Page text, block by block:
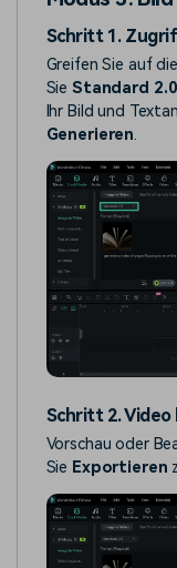
Schritt 1.
Greifen Sie auf
SieStandard 2.0
Ihr Bild und
Generieren.
Schritt 2.
Vorschau oder
Sie Exportieren